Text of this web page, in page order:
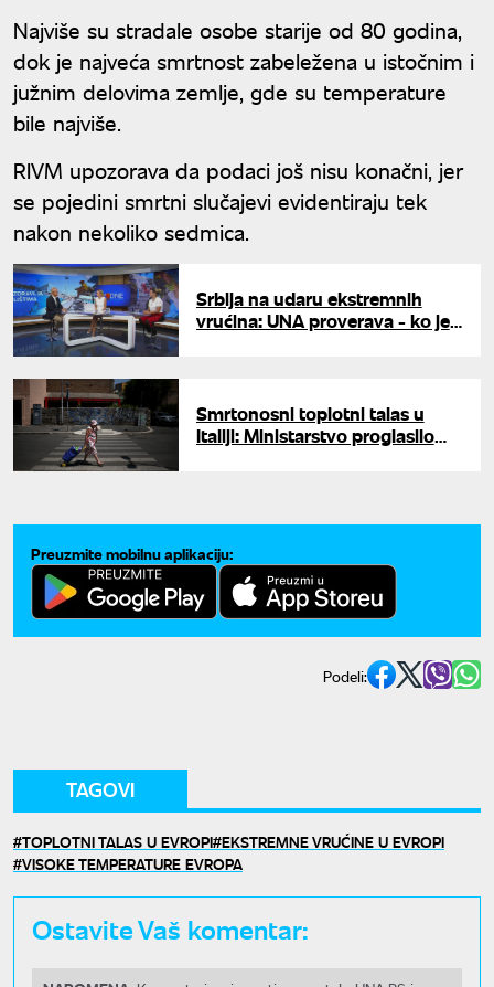
Najviše su stradale osobe starije od 80 godina,
dok je najveća smrtnost zabeležena u istočnim i
južnim delovima zemlje, gde su temperature
bile najviše.
RIVM upozorava da podaci još nisu konačni, jer
se pojedini smrtni slučajevi evidentiraju tek
nakon nekoliko sedmica.
Srbija na udaru ekstremnih
vrućina: UNA proverava - ko je
Smrtonosni toplotni talas u
Italiji: Ministarstvo proglasilo
Preuzmite mobilnu aplikaciju:
Podeli:
TAGOVI
TOPLOTNI TALAS U EVROPI EKSTREMNE VRUĆINE U EVROPI
VISOKE TEMPERATURE EVROPA
Ostavite Vaš komentar: